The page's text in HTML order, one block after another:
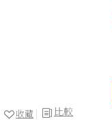
比較
收藏